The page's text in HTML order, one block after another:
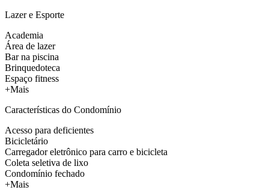
Lazer e Esporte
Academia
Área de lazer
Bar na piscina
Brinquedoteca
Espaço fitness
+Mais
Características do Condomínio
Acesso para deficientes
Bicicletário
Carregador eletrônico para carro e bicicleta
Coleta seletiva de lixo
Condomínio fechado
+Mais